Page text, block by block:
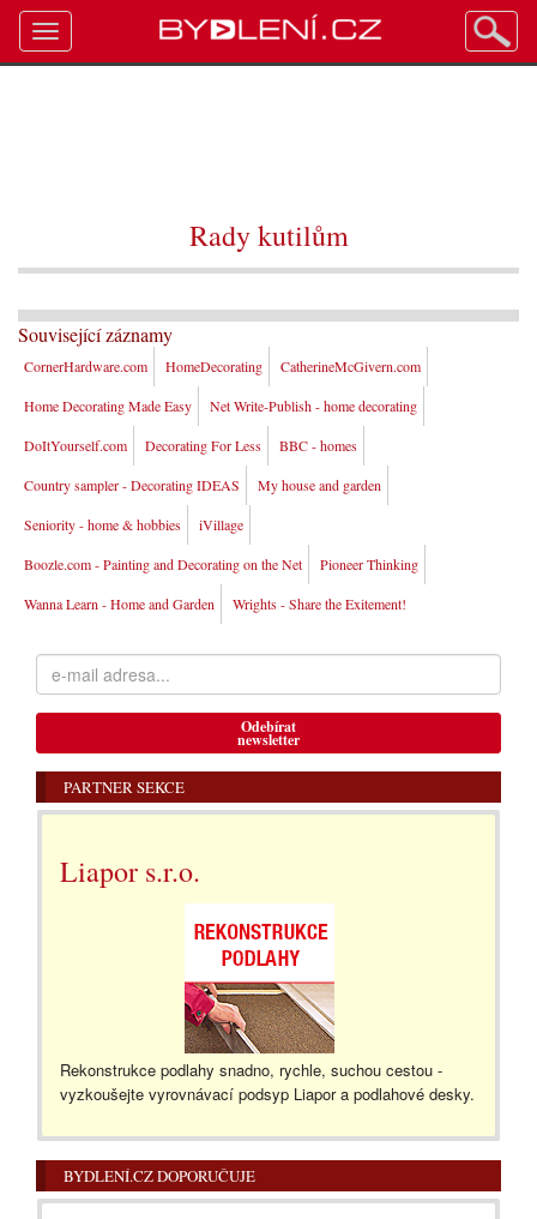
Rady kutilům
Související záznamy
CornerHardware.com HomeDecorating CatherineMcGivern.com
Home Decorating Made Easy Net Write-Publish - home decorating
DoItYourself.com Decorating For Less BBC - homes
Country sampler - Decorating IDEAS My house and garden
Seniority - home & hobbies iVillage
Boozle.com - Painting and Decorating on the Net Pioneer Thinking
Wanna Learn - Home and Garden Wrights - Share the Exitement!
Odebírat
newsletter
PARTNER SEKCE
Liapor s.r.o.
Rekonstrukce podlahy snadno, rychle, suchou cestou -
vyzkoušejte vyrovnávací podsyp Liapor a podlahové desky.
BYDLENÍ.CZ DOPORUČUJE
Toggle
navigation